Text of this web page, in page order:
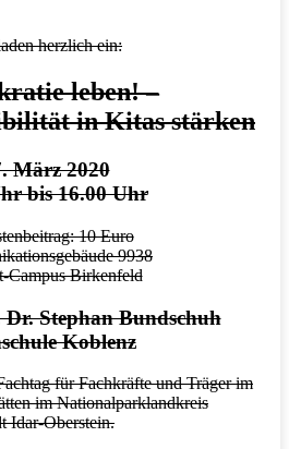
herzlich ein:
leben! –
in Kitas stärken
März 2020
bis 16.00 Uhr
10 Euro
9938
Campus Birkenfeld
Stephan Bundschuh
Koblenz
für Fachkräfte und Träger im
im Nationalparklandkreis
Idar-Oberstein.